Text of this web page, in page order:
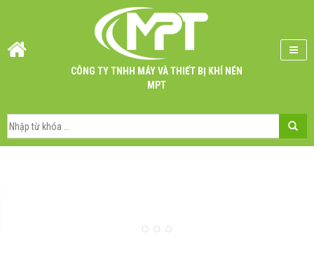
CÔNG TY TNHH MÁY VÀ THIẾT BỊ KHÍ NÉN
MPT